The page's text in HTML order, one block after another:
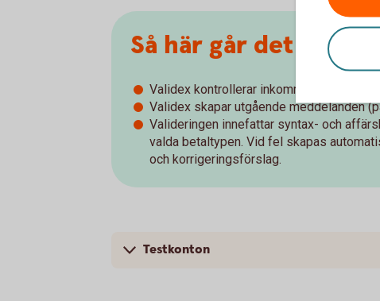
Så här går det till
Validex kontrollerar inkommande
Validex skapar utgående meddelanden
Valideringen innefattar syntax- och
valda betaltypen. Vid fel skapas
och korrigeringsförslag.
Testkonton